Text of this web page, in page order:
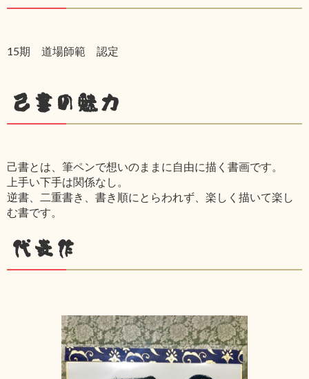
15期 道場師範 認定
己書の魅力
己書とは、筆ペンで想いのままに自由に描く書画です。
上手い下手は関係なし。
逆書、二重書き、書き順にとらわれず、楽しく描いて楽し
む書です。
代表作